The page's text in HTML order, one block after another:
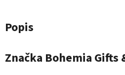
Popis
Značka Bohemia Gifts